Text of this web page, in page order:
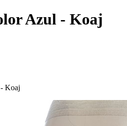
Azul - Koaj
Koaj